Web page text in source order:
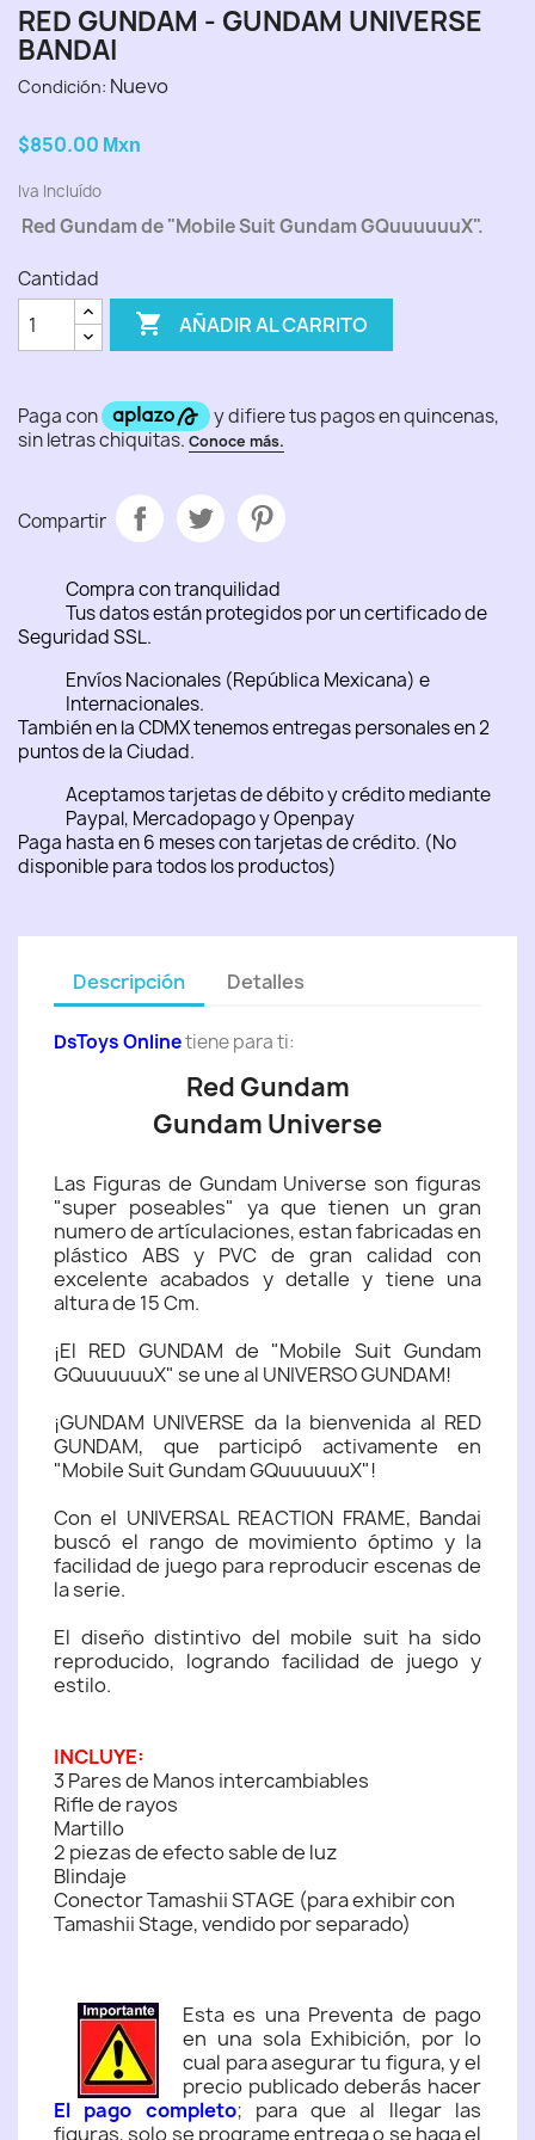
RED GUNDAM - GUNDAM UNIVERSE
BANDAI
Condición: Nuevo
$850.00 Mxn
Iva Incluído
Red Gundam de "Mobile Suit Gundam GQuuuuuuX".
Cantidad
 AÑADIR AL CARRITO
Compartir
Compra con tranquilidad
Tus datos están protegidos por un certificado de
Seguridad SSL.
Envíos Nacionales (República Mexicana) e
Internacionales.
También en la CDMX tenemos entregas personales en 2
puntos de la Ciudad.
Aceptamos tarjetas de débito y crédito mediante
Paypal, Mercadopago y Openpay
Paga hasta en 6 meses con tarjetas de crédito. (No
disponible para todos los productos)
Descripción Detalles
DsToys Onlinetiene para ti:
Red Gundam
Gundam Universe
Las Figuras de Gundam Universe son figuras
"super poseables" ya que tienen un gran
numero de artículaciones, estan fabricadas en
plástico ABS y PVC de gran calidad con
excelente acabados y detalle y tiene una
altura de 15 Cm.
¡El RED GUNDAM de "Mobile Suit Gundam
GQuuuuuuX" se une al UNIVERSO GUNDAM!
¡GUNDAM UNIVERSE da la bienvenida al RED
GUNDAM, que participó activamente en
"Mobile Suit Gundam GQuuuuuuX"!
Con el UNIVERSAL REACTION FRAME, Bandai
buscó el rango de movimiento óptimo y la
facilidad de juego para reproducir escenas de
la serie.
El diseño distintivo del mobile suit ha sido
reproducido, logrando facilidad de juego y
estilo.
INCLUYE:
3 Pares de Manos intercambiables
Rifle de rayos
Martillo
2 piezas de efecto sable de luz
Blindaje
Conector Tamashii STAGE (para exhibir con
Tamashii Stage, vendido por separado)
Esta es una Preventa de pago
en una sola Exhibición, por lo
cual para asegurar tu figura, y el
precio publicado deberás hacer
El pago completo; para que al llegar las
figuras, solo se programe entrega o se haga el